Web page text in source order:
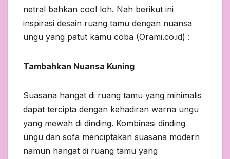
netral bahkan cool loh. Nah berikut ini
inspirasi desain ruang tamu dengan nuansa
ungu yang patut kamu coba (Orami.co.id) :
Tambahkan Nuansa Kuning
Suasana hangat di ruang tamu yang minimalis
dapat tercipta dengan kehadiran warna ungu
yang mewah di dinding. Kombinasi dinding
ungu dan sofa menciptakan suasana modern
namun hangat di ruang tamu yang